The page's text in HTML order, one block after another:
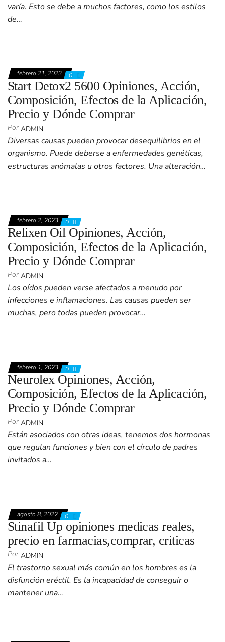
varía. Esto se debe a muchos factores, como los estilos
de…
febrero 21, 2023 0
Start Detox2 5600 Opiniones, Acción,
Composición, Efectos de la Aplicación,
Precio y Dónde Comprar
Por ADMIN
Diversas causas pueden provocar desequilibrios en el
organismo. Puede deberse a enfermedades genéticas,
estructuras anómalas u otros factores. Una alteración…
febrero 2, 2023 0
Relixen Oil Opiniones, Acción,
Composición, Efectos de la Aplicación,
Precio y Dónde Comprar
Por ADMIN
Los oídos pueden verse afectados a menudo por
infecciones e inflamaciones. Las causas pueden ser
muchas, pero todas pueden provocar…
febrero 1, 2023 0
Neurolex Opiniones, Acción,
Composición, Efectos de la Aplicación,
Precio y Dónde Comprar
Por ADMIN
Están asociados con otras ideas, tenemos dos hormonas
que regulan funciones y bien con el círculo de padres
invitados a…
agosto 8, 2022 0
Stinafil Up opiniones medicas reales,
precio en farmacias,comprar, criticas
Por ADMIN
El trastorno sexual más común en los hombres es la
disfunción eréctil. Es la incapacidad de conseguir o
mantener una…